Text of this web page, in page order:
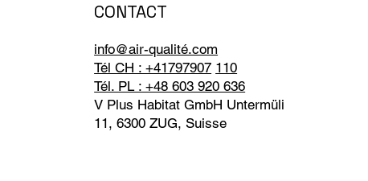
CONTACT
info@air-qualité.com
Tél CH : +41797907 110
V Plus Habitat GmbH Untermüli
11, 6300 ZUG, Suisse
Tél. PL : +48 603 920 636